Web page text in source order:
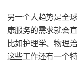
另一个大趋势是全
康服务的需求就会
比如护理学、物理
这些工作还有一个